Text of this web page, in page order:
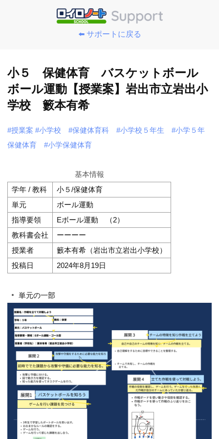
⬅️ サポートに戻る
小５ 保健体育 バスケットボール
ボール運動【授業案】岩出市立岩出小
学校 籔本有希
#授業案 #小学校 #保健体育科 #小学校５年生
#小学５年
保健体育
#小学保健体育
基本情報
学年 / 教科
小５/保健体育
単元
ボール運動
指導要領
Eボール運動 （2）
教科書会社
ーーーー
授業者
籔本有希（岩出市立岩出小学校）
投稿日
2024年8月19日
単元の一部